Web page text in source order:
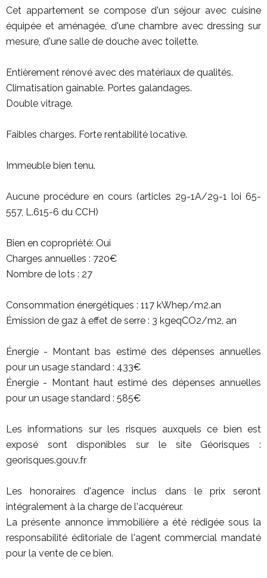
Cet appartement se compose d'un séjour avec cuisine
équipée et aménagée, d'une chambre avec dressing sur
mesure, d'une salle de douche avec toilette.
Entièrement rénové avec des matériaux de qualités.
Climatisation gainable. Portes galandages.
Double vitrage.
Faibles charges. Forte rentabilité locative.
Immeuble bien tenu.
Aucune procédure en cours (articles 29-1A/29-1 loi 65-
557, L.615-6 du CCH)
Bien en copropriété: Oui
Charges annuelles : 720€
Nombre de lots : 27
Consommation énergétiques : 117 kWhep/m2.an
Émission de gaz à effet de serre : 3 kgeqCO2/m2. an
Énergie - Montant bas estimé des dépenses annuelles
pour un usage standard : 433€
Énergie - Montant haut estimé des dépenses annuelles
pour un usage standard : 585€
Les informations sur les risques auxquels ce bien est
exposé sont disponibles sur le site Géorisques :
georisques.gouv.fr
Les honoraires d'agence inclus dans le prix seront
intégralement à la charge de l'acquéreur.
La présente annonce immobilière a été rédigée sous la
responsabilité éditoriale de l'agent commercial mandaté
pour la vente de ce bien.